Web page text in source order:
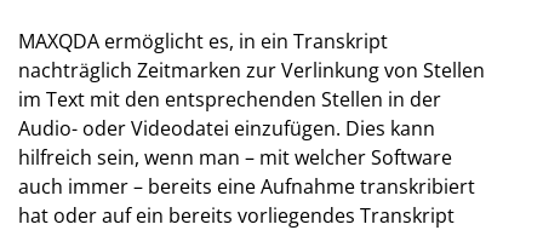
MAXQDA ermöglicht es, in ein Transkript
nachträglich Zeitmarken zur Verlinkung von Stellen
im Text mit den entsprechenden Stellen in der
Audio- oder Videodatei einzufügen. Dies kann
hilfreich sein, wenn man – mit welcher Software
auch immer – bereits eine Aufnahme transkribiert
hat oder auf ein bereits vorliegendes Transkript